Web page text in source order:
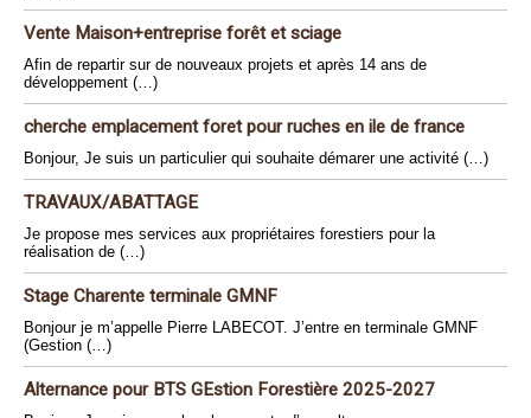
Vente Maison+entreprise forêt et sciage
Afin de repartir sur de nouveaux projets et après 14 ans de
développement (…)
cherche emplacement foret pour ruches en ile de france
Bonjour, Je suis un particulier qui souhaite démarer une activité (…)
TRAVAUX/ABATTAGE
Je propose mes services aux propriétaires forestiers pour la
réalisation de (…)
Stage Charente terminale GMNF
Bonjour je m’appelle Pierre LABECOT. J’entre en terminale GMNF
(Gestion (…)
Alternance pour BTS GEstion Forestière 2025-2027